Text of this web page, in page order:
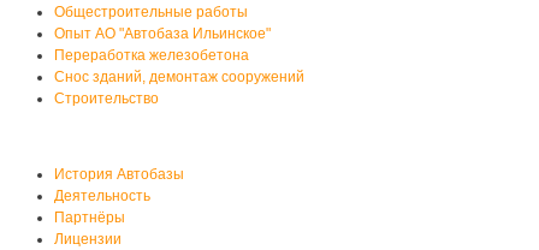
Общестроительные работы
Опыт АО "Автобаза Ильинское"
Переработка железобетона
Снос зданий, демонтаж сооружений
Строительство
История Автобазы
Деятельность
Партнёры
Лицензии